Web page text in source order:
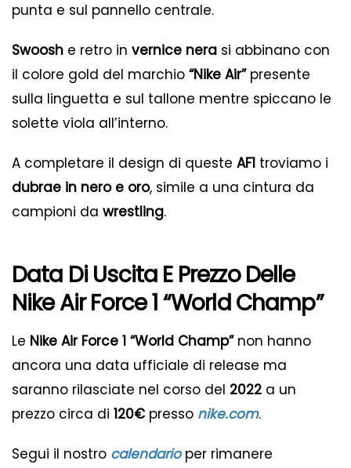
punta e sul pannello centrale.
Swoosh e retro in vernice nera si abbinano con
il colore gold del marchio “Nike Air”presente
sulla linguetta e sul tallone mentre spiccano le
solette viola all’interno.
A completare il design di queste AF1 troviamo i
dubrae in nero e oro, simile a una cintura da
campioni da wrestling.
Data Di Uscita E Prezzo Delle
Nike Air Force 1 “World Champ”
Le Nike Air Force 1 “World Champ”non hanno
ancora una data ufficiale di release ma
saranno rilasciate nel corso del 2022 a un
prezzo circa di 120€presso nike.com.
Segui il nostro calendarioper rimanere